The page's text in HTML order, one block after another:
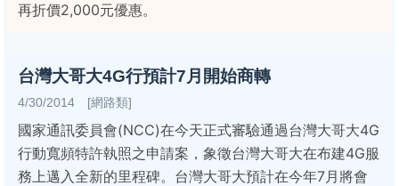
再折價2,000元優惠。
台灣大哥大4G行預計7月開始商轉
4/30/2014 [網路類]
國家通訊委員會(NCC)在今天正式審驗通過台灣大哥大4G
行動寬頻特許執照之申請案，象徵台灣大哥大在布建4G服
務上邁入全新的里程碑。台灣大哥大預計在今年7月將會